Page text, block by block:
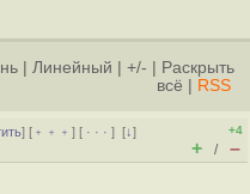
Линейный +/-
Раскрыть
всё
RSS
] [ ﹢﹢﹢] [ · · ·][↓]
+4
+ / –